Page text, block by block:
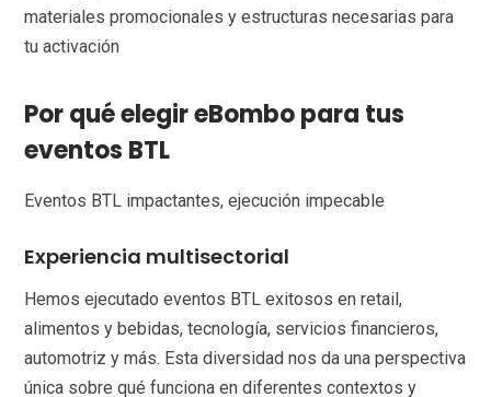
materiales promocionales y estructuras necesarias para
tu activación
Por qué elegir eBombo para tus
eventos BTL
Eventos BTL impactantes, ejecución impecable
Experiencia multisectorial
Hemos ejecutado eventos BTL exitosos en retail,
alimentos y bebidas, tecnología, servicios financieros,
automotriz y más. Esta diversidad nos da una perspectiva
única sobre qué funciona en diferentes contextos y